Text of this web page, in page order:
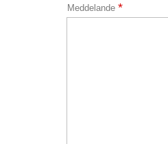
Meddelande *